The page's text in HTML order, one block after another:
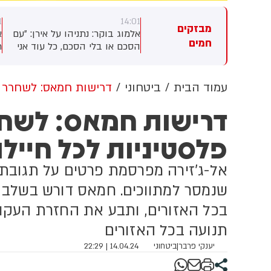
מבזקים
חמים
בוקר: נתניהו על אירן: ״עם
או בלי הסכם, כל עוד אני
ממשלה לאיראן לא יהיה
שלנו, המדינה של כולנו,
14:01
אלמוג בוקר: נתניהו על לבנון: ״אני
רוצה להבהיר: בימים האחרונים
טאהר. אני לא יכול לפרט את זה.
מאוד. אנחנו עובדים בשום שכל
ובתבונה. גם בנחישות וגם
בתבונה עם צבא ההגנה לישראל
ומחסלים איומים.
עמוד הבית ביטחוני דרישות חמאס: לשחרר 50 מחבלות פלסטיניות לכל חיילת
פלסטיניות לכל
אל-ג'זירה מפרסמת פרטים על
שנמסר למתווכים. חמאס דורש
בכל האזורים, ותבע את החזרת
תנועה בכל האזורים
יענקי פרבר|ביטחוני 14.04.24 | 22:29